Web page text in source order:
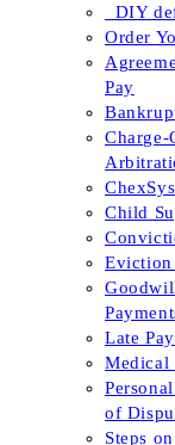
_DIY
Order
Pay
Child
Eviction
Late
Medical
of
Steps